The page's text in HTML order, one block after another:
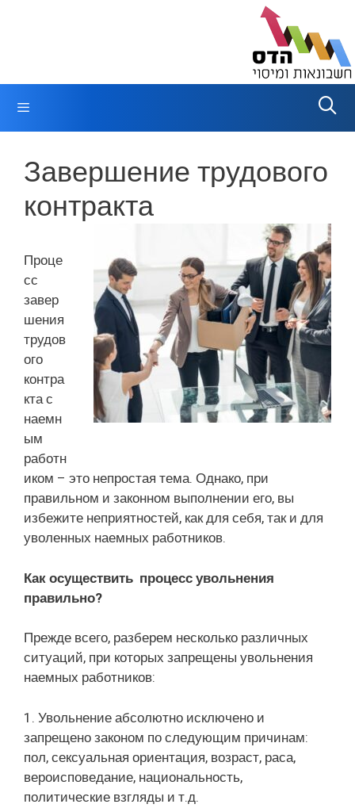
Завершение трудового
контракта
Проце
сс
завер
шения
трудов
ого
контра
кта с
наемн
ым
работн
иком – это непростая тема. Однако, при
правильном и законном выполнении его, вы
избежите неприятностей, как для себя, так и для
уволенных наемных работников.
Как осуществить процесс увольнения
правильно?
Прежде всего, разберем несколько различных
ситуаций, при которых запрещены увольнения
наемных работников:
1. Увольнение абсолютно исключено и
запрещено законом по следующим причинам:
пол, сексуальная ориентация, возраст, раса,
вероисповедание, национальность,
политические взгляды и т.д.